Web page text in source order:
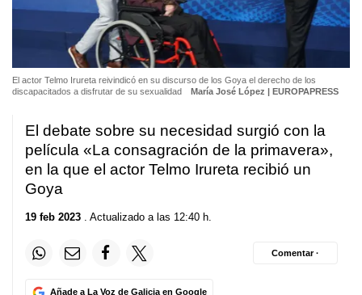
El actor Telmo Irureta reivindicó en su discurso de los Goya el derecho de los
discapacitados a disfrutar de su sexualidad
María José López | EUROPAPRESS
El debate sobre su necesidad surgió con la
película «La consagración de la primavera»,
en la que el actor Telmo Irureta recibió un
Goya
19 feb 2023 . Actualizado a las 12:40 h.
Añade a La Voz de Galicia en Google
Comentar ·